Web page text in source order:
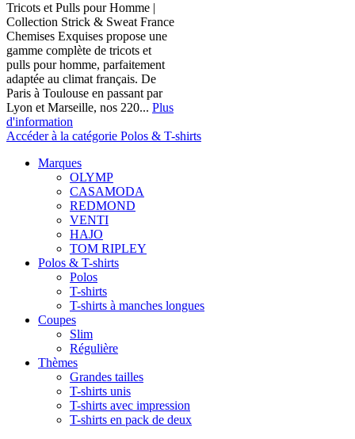
Tricots et Pulls pour Homme |
Collection Strick & Sweat France
Chemises Exquises propose une
gamme complète de tricots et
pulls pour homme, parfaitement
adaptée au climat français. De
Paris à Toulouse en passant par
Lyon et Marseille, nos 220... Plus
d'information
Accéder à la catégorie Polos & T-shirts
Marques
OLYMP
CASAMODA
REDMOND
VENTI
HAJO
TOM RIPLEY
Polos & T-shirts
Polos
T-shirts
T-shirts à manches longues
Coupes
Slim
Régulière
Thèmes
Grandes tailles
T-shirts unis
T-shirts avec impression
T-shirts en pack de deux